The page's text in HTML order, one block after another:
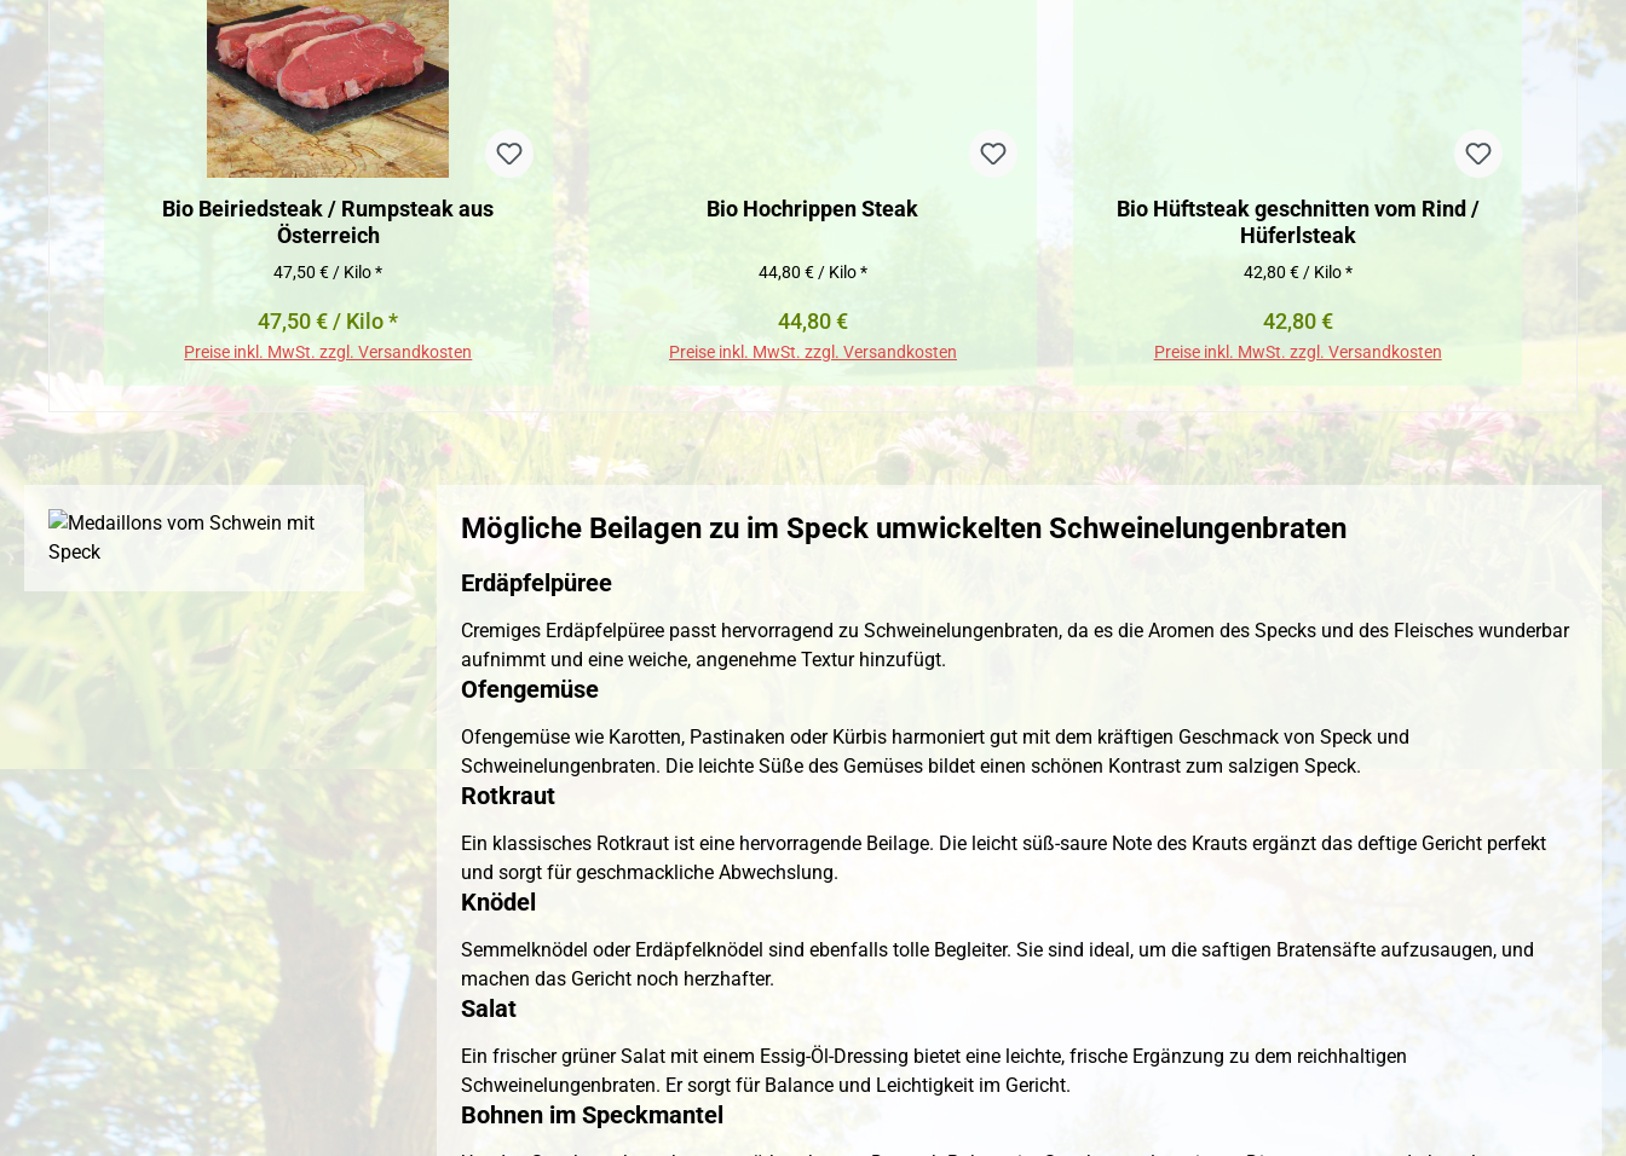
Bio Beiriedsteak / Rumpsteak aus
Österreich
47,50 € / Kilo *
47,50 € / Kilo *
Preise inkl. MwSt. zzgl. Versandkosten
Bio Hochrippen Steak
44,80 € / Kilo *
Regulärer Preis:
44,80 €
Preise inkl. MwSt. zzgl. Versandkosten
Bio Hüftsteak geschnitten vom Rind /
Hüferlsteak
42,80 € / Kilo *
Regulärer Preis:
42,80 €
Preise inkl. MwSt. zzgl. Versandkosten
Bio
Mögliche Beilagen zu im Speck umwickelten Schweinelungenbraten
Erdäpfelpüree
Cremiges Erdäpfelpüree passt hervorragend zu Schweinelungenbraten, da es die Aromen des Specks und des Fleisches wunderbar
aufnimmt und eine weiche, angenehme Textur hinzufügt.
Ofengemüse
Ofengemüse wie Karotten, Pastinaken oder Kürbis harmoniert gut mit dem kräftigen Geschmack von Speck und
Schweinelungenbraten. Die leichte Süße des Gemüses bildet einen schönen Kontrast zum salzigen Speck.
Rotkraut
Ein klassisches Rotkraut ist eine hervorragende Beilage. Die leicht süß-saure Note des Krauts ergänzt das deftige Gericht perfekt
und sorgt für geschmackliche Abwechslung.
Knödel
Semmelknödel oder Erdäpfelknödel sind ebenfalls tolle Begleiter. Sie sind ideal, um die saftigen Bratensäfte aufzusaugen, und
machen das Gericht noch herzhafter.
Salat
Ein frischer grüner Salat mit einem Essig-Öl-Dressing bietet eine leichte, frische Ergänzung zu dem reichhaltigen
Schweinelungenbraten. Er sorgt für Balance und Leichtigkeit im Gericht.
Bohnen im Speckmantel